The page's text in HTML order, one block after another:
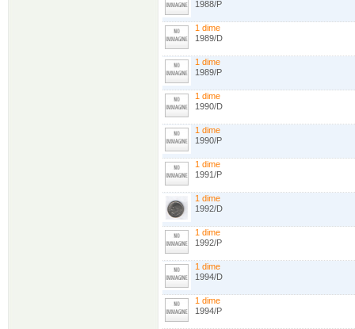
1988/P
1 dime
1989/D
1 dime
1989/P
1 dime
1990/D
1 dime
1990/P
1 dime
1991/P
1 dime
1992/D
1 dime
1992/P
1 dime
1994/D
1 dime
1994/P